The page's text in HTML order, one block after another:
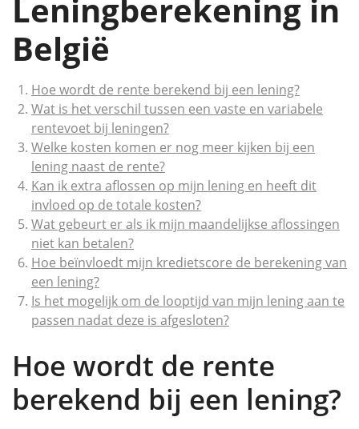
Leningberekening in
België
Hoe wordt de rente berekend bij een lening?
Wat is het verschil tussen een vaste en variabele
rentevoet bij leningen?
Welke kosten komen er nog meer kijken bij een
lening naast de rente?
Kan ik extra aflossen op mijn lening en heeft dit
invloed op de totale kosten?
Wat gebeurt er als ik mijn maandelijkse aflossingen
niet kan betalen?
Hoe beïnvloedt mijn kredietscore de berekening van
een lening?
Is het mogelijk om de looptijd van mijn lening aan te
passen nadat deze is afgesloten?
Hoe wordt de rente
berekend bij een lening?